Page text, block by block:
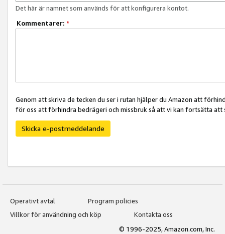
Det här är namnet som används för att konfigurera kontot.
Kommentarer: *
Genom att skriva de tecken du ser i rutan hjälper du Amazon att
för oss att förhindra bedrägeri och missbruk så att vi kan fortsätta
Skicka e-postmeddelande
Operativt avtal
Program policies
Villkor för användning och köp
Kontakta oss
© 1996-2025, Amazon.com, Inc.